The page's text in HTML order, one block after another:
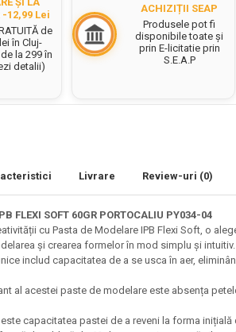
-12,99 Lei
de
în Cluj-
la 299 în
detalii)
ACHIZIȚII SEAP
Produsele pot fi
disponibile toate și
prin E-licitatie prin
S.E.A.P
Livrare Review-uri (0)
FLEXI SOFT 60GR PORTOCALIU PY034-04
cu Pasta de Modelare IPB Flexi Soft, o
și crearea formelor în mod simplu și intuitiv.
includ capacitatea de a se usca în aer,
al acestei paste de modelare este absența
capacitatea pastei de a reveni la forma